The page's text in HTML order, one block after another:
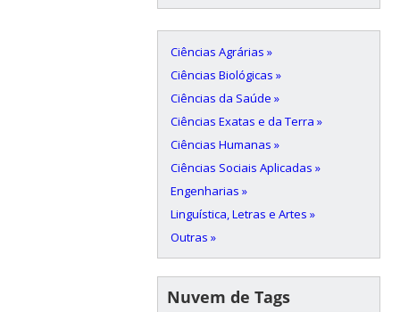
Ciências Agrárias »
Ciências Biológicas »
Ciências da Saúde »
Ciências Exatas e da Terra »
Ciências Humanas »
Ciências Sociais Aplicadas »
Engenharias »
Linguística, Letras e Artes »
Outras »
Nuvem de Tags